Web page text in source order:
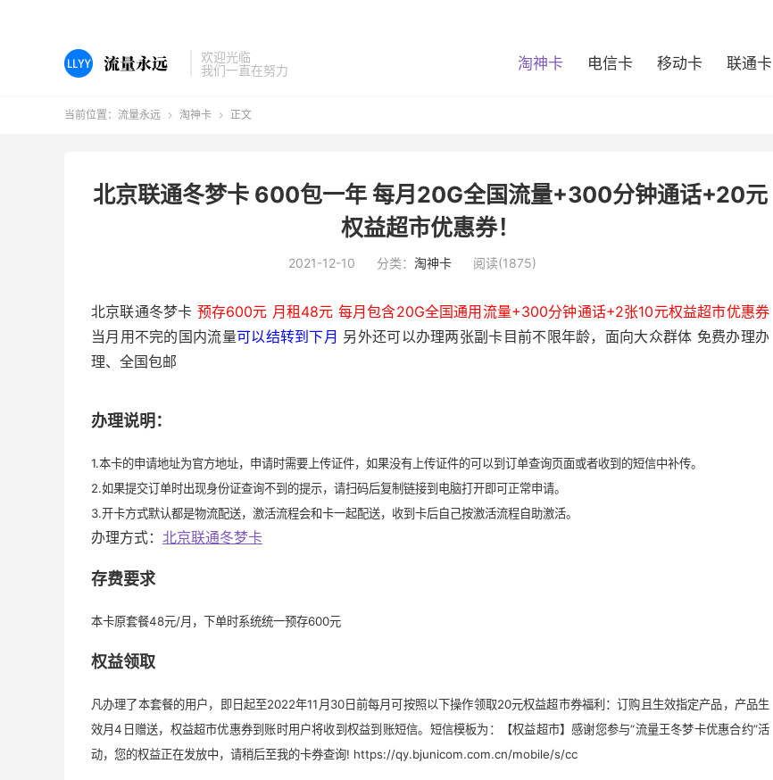
欢迎光临
我们一直在努力
淘神卡 电信卡 移动卡 联通卡
当前位置： 流量永远  淘神卡  正文
北京联通冬梦卡 600包一年 每月20G全国流量+300分钟通话+20元
权益超市优惠券！
2021-12-10 分类： 淘神卡 阅读(1875)
北京联通冬梦卡 预存600元 月租48元 每月包含20G全国通用流量+300分钟通话+2张10元权益超市优惠券
当月用不完的国内流量可以结转到下月 另外还可以办理两张副卡目前不限年龄，面向大众群体 免费办理办
理、全国包邮
办理说明：
1.本卡的申请地址为官方地址，申请时需要上传证件，如果没有上传证件的可以到订单查询页面或者收到的短信中补传。
2.如果提交订单时出现身份证查询不到的提示，请扫码后复制链接到电脑打开即可正常申请。
3.开卡方式默认都是物流配送，激活流程会和卡一起配送，收到卡后自己按激活流程自助激活。
办理方式： 北京联通冬梦卡
存费要求
本卡原套餐48元/月，下单时系统统一预存600元
权益领取
凡办理了本套餐的用户，即日起至2022年11月30日前每月可按照以下操作领取20元权益超市券福利：订购且生效指定产品，产品生
效月4日赠送，权益超市优惠券到账时用户将收到权益到账短信。短信模板为：
【权益超市】感谢您参与“流量王冬梦卡优惠合约”活
动，您的权益正在发放中，请稍后至我的卡券查询! https://qy.bjunicom.com.cn/mobile/s/cc